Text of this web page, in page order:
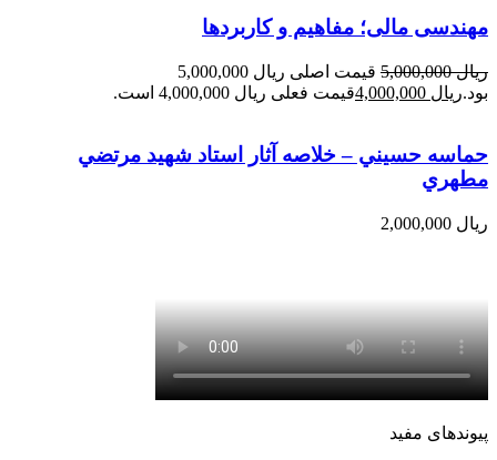
مهندسی مالی؛ مفاهیم و کاربردها
ریال5,000,000
قیمت اصلی ریال 5,000,000
بود.ریال قیمت فعلی ریال 4,000,000 است.
حماسه حسيني – خلاصه آثار استاد شهيد مرتضي
مطهري
ریال
پیوندهای مفید